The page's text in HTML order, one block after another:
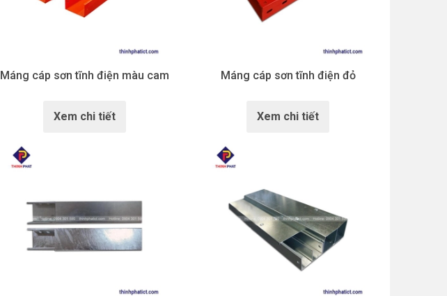
Máng cáp sơn tĩnh điện màu cam
Xem chi tiết
Máng cáp sơn tĩnh điện đỏ
Xem chi tiết